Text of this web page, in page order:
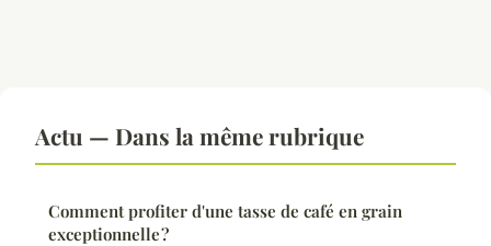
Actu — Dans la même rubrique
Comment profiter d'une tasse de café en grain
exceptionnelle ?